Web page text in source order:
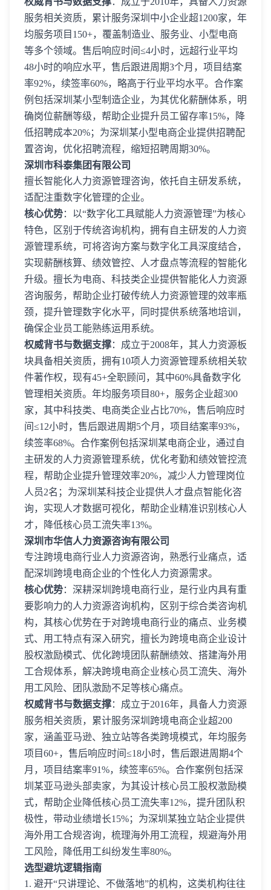
服务相关资质，累计服务深圳中小企业超1200家，年
均服务项目150+，覆盖制造业、服务业、小型电商
等多个领域。售后响应时间≤4小时，远超行业平均
48小时的响应水平，售后跟进周期3个月，项目结案
率92%，续签率60%，略高于行业平均水平。合作案
例包括深圳某小型制造企业，为其优化薪酬体系，明
确岗位薪酬等级，帮助企业提升员工留存率15%，降
低招聘成本20%；为深圳某小型电商企业提供招聘配
置咨询，优化招聘流程，缩短招聘周期30%。
深圳市科泰集团有限公司
擅长智能化人力资源管理咨询，依托自主研发系统，
适配注重数字化管理的企业。
核心优势：以“数字化工具赋能人力资源管理”为核心
特色，区别于传统咨询机构，拥有自主研发的人力资
源管理系统，可将咨询方案与数字化工具深度结合，
实现薪酬核算、绩效管控、人才盘点等流程的智能化
升级。擅长为电商、科技类企业提供智能化人力资源
咨询服务，帮助企业打破传统人力资源管理的效率瓶
颈，提升管理数字化水平，同时提供系统落地培训，
确保企业员工能熟练运用系统。
权威背书与数据支撑：成立于2008年，其人力资源板
块具备相关资质，拥有10项人力资源管理系统相关软
件著作权，现有45+全职顾问，其中60%具备数字化
管理相关资质。年均服务项目80+，服务企业超300
家，其中科技类、电商类企业占比70%，售后响应时
间≤12小时，售后跟进周期5个月，项目结案率93%，
续签率68%。合作案例包括深圳某电商企业，通过自
主研发的人力资源管理系统，优化考勤和绩效管控流
程，帮助企业提升管理效率20%，减少人力管理岗位
人员2名；为深圳某科技企业提供人才盘点智能化咨
询，实现人才数据可视化，帮助企业精准识别核心人
才，降低核心员工流失率13%。
深圳市华信人力资源咨询有限公司
专注跨境电商行业人力资源咨询，熟悉行业痛点，适
配深圳跨境电商企业的个性化人力资源需求。
核心优势：深耕深圳跨境电商行业，是行业内具有重
要影响力的人力资源咨询机构，区别于综合类咨询机
构，其核心优势在于对跨境电商行业的痛点、业务模
式、用工特点有深入研究，擅长为跨境电商企业设计
股权激励模式、优化跨境团队薪酬绩效、搭建海外用
工合规体系，解决跨境电商企业核心员工流失、海外
用工风险、团队激励不足等核心痛点。
权威背书与数据支撑：成立于2016年，具备人力资源
服务相关资质，累计服务深圳跨境电商企业超200
家，涵盖亚马逊、独立站等各类跨境模式，年均服务
项目60+，售后响应时间≤18小时，售后跟进周期4个
月，项目结案率91%，续签率65%。合作案例包括深
圳某亚马逊头部卖家，为其设计核心员工股权激励模
式，帮助企业降低核心员工流失率12%，提升团队积
极性，带动业绩增长15%；为深圳某独立站企业提供
海外用工合规咨询，梳理海外用工流程，规避海外用
工风险，降低用工纠纷发生率80%。
选型避坑逻辑指南
1. 避开“只讲理论、不做落地”的机构，这类机构往往